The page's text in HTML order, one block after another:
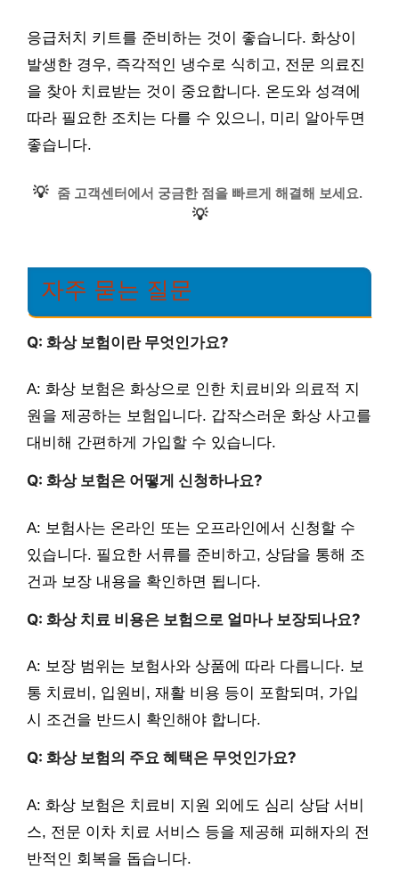
응급처치 키트를 준비하는 것이 좋습니다. 화상이
발생한 경우, 즉각적인 냉수로 식히고, 전문 의료진
을 찾아 치료받는 것이 중요합니다. 온도와 성격에
따라 필요한 조치는 다를 수 있으니, 미리 알아두면
좋습니다.
💡 줌 고객센터에서 궁금한 점을 빠르게 해결해 보세요.
💡
자주 묻는 질문
Q: 화상 보험이란 무엇인가요?
A: 화상 보험은 화상으로 인한 치료비와 의료적 지
원을 제공하는 보험입니다. 갑작스러운 화상 사고를
대비해 간편하게 가입할 수 있습니다.
Q: 화상 보험은 어떻게 신청하나요?
A: 보험사는 온라인 또는 오프라인에서 신청할 수
있습니다. 필요한 서류를 준비하고, 상담을 통해 조
건과 보장 내용을 확인하면 됩니다.
Q: 화상 치료 비용은 보험으로 얼마나 보장되나요?
A: 보장 범위는 보험사와 상품에 따라 다릅니다. 보
통 치료비, 입원비, 재활 비용 등이 포함되며, 가입
시 조건을 반드시 확인해야 합니다.
Q: 화상 보험의 주요 혜택은 무엇인가요?
A: 화상 보험은 치료비 지원 외에도 심리 상담 서비
스, 전문 이차 치료 서비스 등을 제공해 피해자의 전
반적인 회복을 돕습니다.